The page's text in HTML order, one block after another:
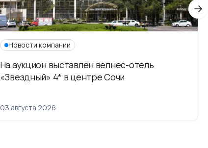
Новости компании
На аукцион выставлен велнес-отель
«Звездный» 4* в центре Сочи
03 августа 2026